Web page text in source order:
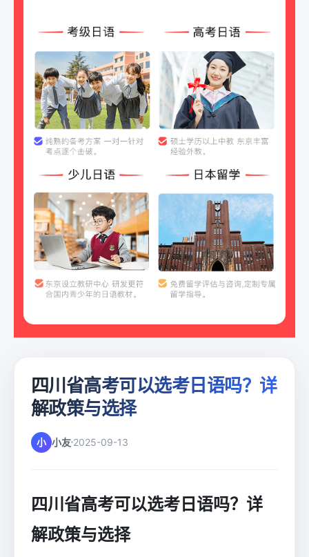
四川省高考可以选考日语吗？详
解政策与选择
小 小友 2025-09-13
四川省高考可以选考日语吗？详
解政策与选择